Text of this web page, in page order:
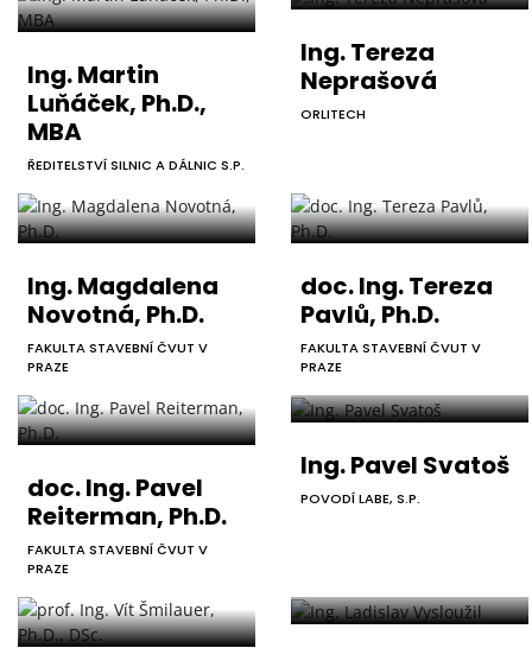
Ing. Martin
Luňáček, Ph.D.,
MBA
ŘEDITELSTVÍ SILNIC A DÁLNIC S.P.
Ing. Tereza
Neprašová
ORLITECH
Ing. Magdalena
Novotná, Ph.D.
FAKULTA STAVEBNÍ ČVUT V
PRAZE
doc. Ing. Tereza
Pavlů, Ph.D.
FAKULTA STAVEBNÍ ČVUT V
PRAZE
doc. Ing. Pavel
Reiterman, Ph.D.
FAKULTA STAVEBNÍ ČVUT V
PRAZE
Ing. Pavel Svatoš
POVODÍ LABE, S.P.